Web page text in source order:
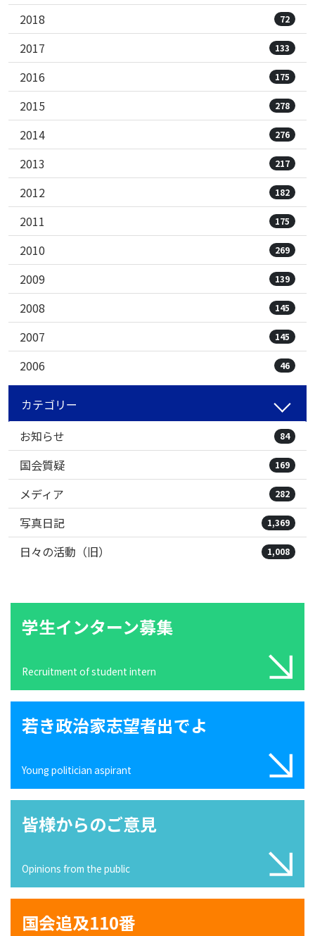
2018 72
2017 133
2016 175
2015 278
2014 276
2013 217
2012 182
2011 175
2010 269
2009 139
2008 145
2007 145
2006 46
カテゴリー
お知らせ
84
国会質疑 169
メディア 282
写真日記 1,369
日々の活動（旧） 1,008
学生インターン募集
Recruitment of student intern
若き政治家志望者出でよ
Young politician aspirant
皆様からのご意見
Opinions from the public
国会追及110番